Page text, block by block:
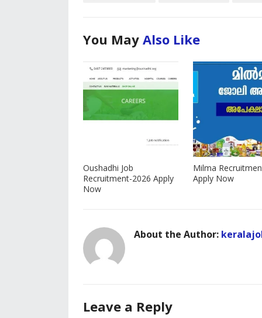
You May Also Like
Oushadhi Job
Recruitment-2026 Apply
Now
Milma
Apply Now
About the Author:
Leave a Reply